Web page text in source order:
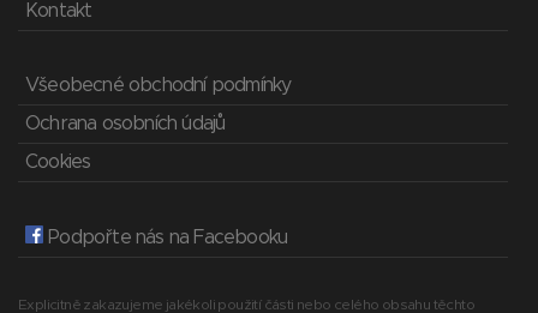
Kontakt
Všeobecné obchodní podmínky
Ochrana osobních údajů
Cookies
Podpořte nás na Facebooku
Explicitně zakazujeme jakékoli použití části nebo celého obsahu těchto